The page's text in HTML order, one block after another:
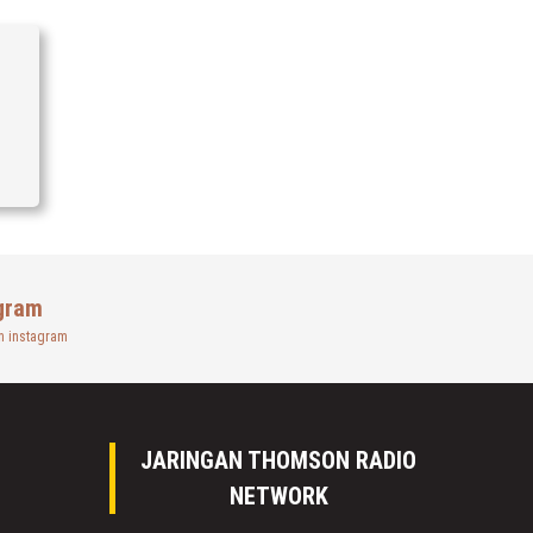
instagram
JARINGAN THOMSON RADIO
NETWORK